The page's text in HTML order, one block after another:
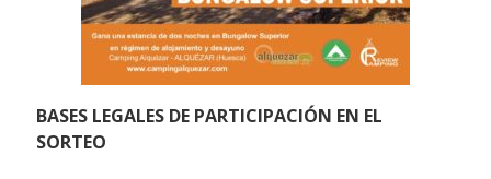
BASES LEGALES DE PARTICIPACIÓN EN EL
SORTEO